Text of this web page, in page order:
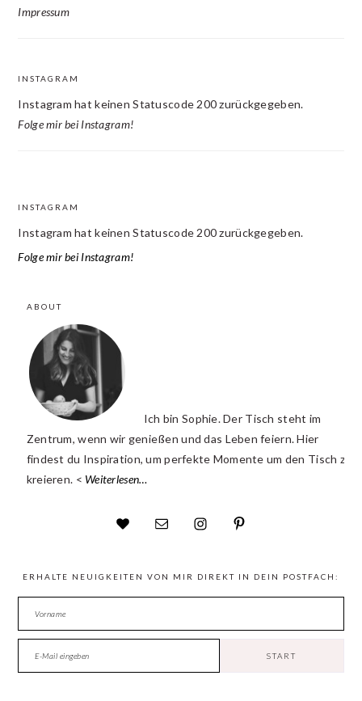
Impressum
INSTAGRAM
Instagram hat keinen Statuscode 200 zurückgegeben.
Folge mir bei Instagram!
FOOTER
INSTAGRAM
Instagram hat keinen Statuscode 200 zurückgegeben.
Folge mir bei Instagram!
ABOUT
Ich bin Sophie. Der Tisch steht im
Zentrum, wenn wir genießen und das Leben feiern. Hier
findest du Inspiration, um perfekte Momente um den Tisch zu
kreieren. < Weiterlesen…
ERHALTE NEUIGKEITEN VON MIR DIREKT IN DEIN POSTFACH: